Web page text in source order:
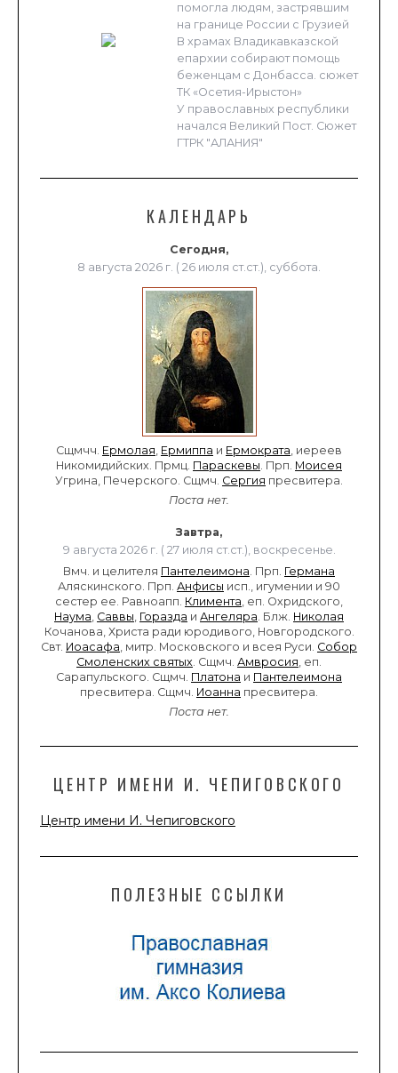
помогла людям, застрявшим
на границе России с Грузией
В храмах Владикавказской
епархии собирают помощь
беженцам с Донбасса. сюжет
ТК «Осетия-Ирыстон»
У православных республики
начался Великий Пост. Сюжет
ГТРК "АЛАНИЯ"
КАЛЕНДАРЬ
Сегодня,
8 августа 2026 г. ( 26 июля ст.ст.), суббота.
Сщмчч. Ермолая, Ермиппа и Ермократа, иереев
Никомидийских. Прмц. Параскевы. Прп. Моисея
Угрина, Печерского. Сщмч. Сергия пресвитера.
Поста нет.
Завтра,
9 августа 2026 г. ( 27 июля ст.ст.), воскресенье.
Вмч. и целителя Пантелеимона. Прп. Германа
Аляскинского. Прп. Анфисы исп., игумении и 90
сестер ее. Равноапп. Климента, еп. Охридского,
Наума, Саввы, Горазда и Ангеляра. Блж. Николая
Кочанова, Христа ради юродивого, Новгородского.
Свт. Иоасафа, митр. Московского и всея Руси. Собор
Смоленских святых. Сщмч. Амвросия, еп.
Сарапульского. Сщмч. Платона и Пантелеимона
пресвитера. Сщмч. Иоанна пресвитера.
Поста нет.
ЦЕНТР ИМЕНИ И. ЧЕПИГОВСКОГО
Центр имени И. Чепиговского
ПОЛЕЗНЫЕ ССЫЛКИ